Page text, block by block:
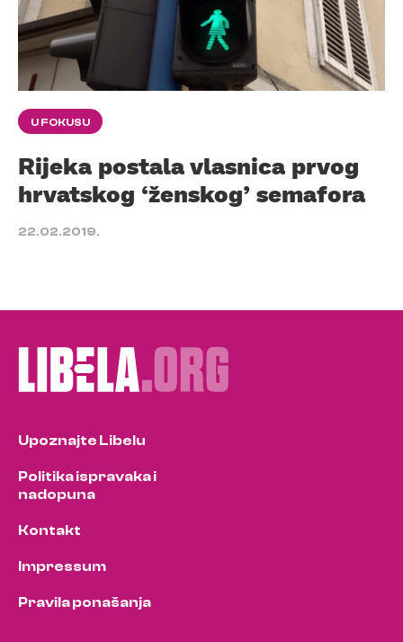
U FOKUSU
Rijeka postala vlasnica prvog
hrvatskog ‘ženskog’ semafora
22.02.2019.
Upoznajte Libelu
Politika ispravaka i
nadopuna
Kontakt
Impressum
Pravila ponašanja